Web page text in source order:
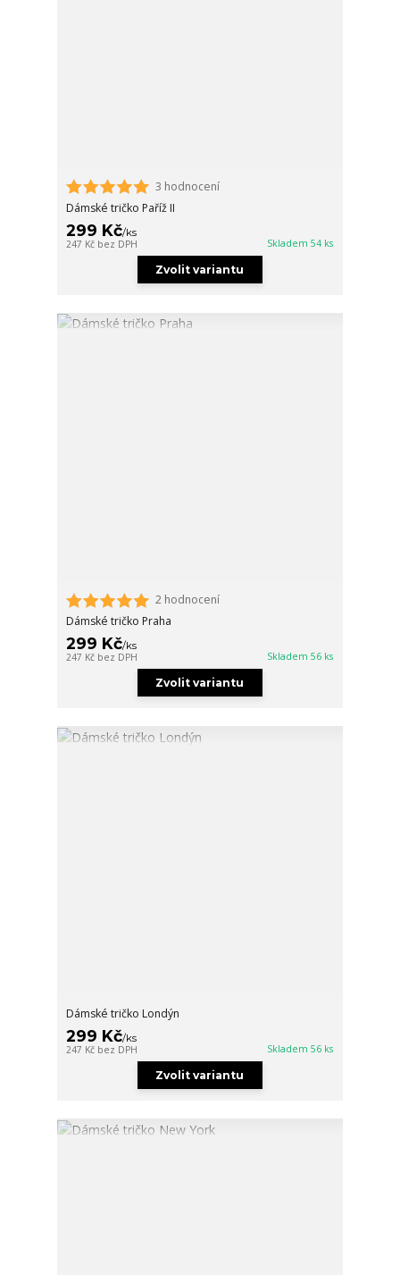
3 hodnocení
Dámské tričko Paříž II
299 Kč/ks
247 Kč bez DPH Skladem 54 ks
Zvolit variantu
2 hodnocení
Dámské tričko Praha
299 Kč/ks
247 Kč bez DPH Skladem 56 ks
Zvolit variantu
Dámské tričko Londýn
299 Kč/ks
247 Kč bez DPH Skladem 56 ks
Zvolit variantu